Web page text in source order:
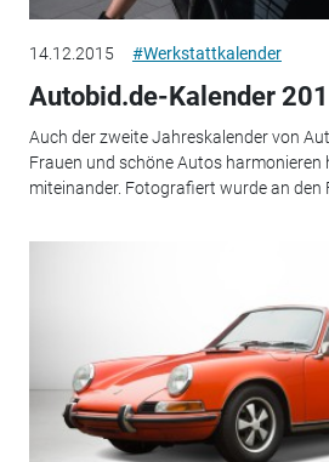
14.12.2015 #Werkstattkalender
Autobid.de-Kalender
Auch der zweite Jahreskalender von
Frauen und schöne Autos harmonieren
miteinander. Fotografiert wurde an den